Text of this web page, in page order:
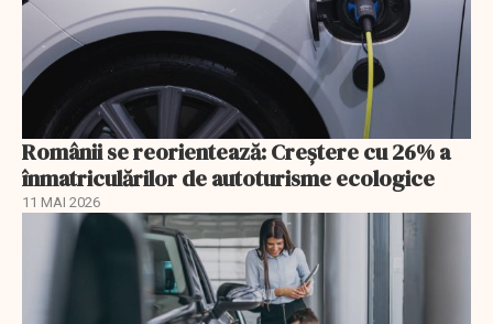
Românii se reorientează: Creştere cu 26% a
înmatriculărilor de autoturisme ecologice
11 MAI 2026